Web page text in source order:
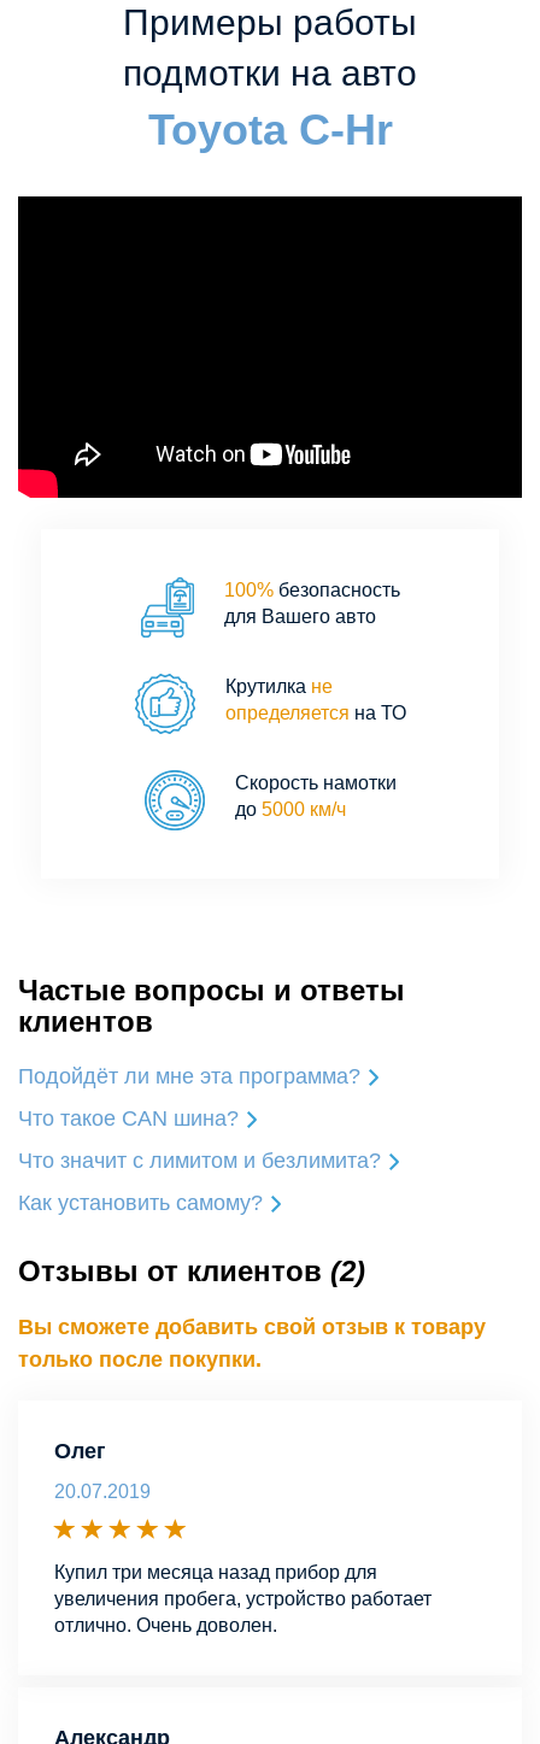
Примеры работы
подмотки на авто
Toyota C-Hr
100%безопасность
для Вашего авто
Крутилка не
определяется на ТО
Скорость намотки
до 5000 км/ч
Частые вопросы и ответы
клиентов
Подойдёт ли мне эта программа?
Что такое CAN шина?
Что значит с лимитом и безлимита?
Как установить самому?
Отзывы от клиентов (2)
Вы сможете добавить свой отзыв к товару
только после покупки.
Олег
20.07.2019
Купил три месяца назад прибор для
увеличения пробега, устройство работает
отлично. Очень доволен.
Александр